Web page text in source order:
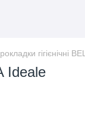
гігієнічні
Ideale